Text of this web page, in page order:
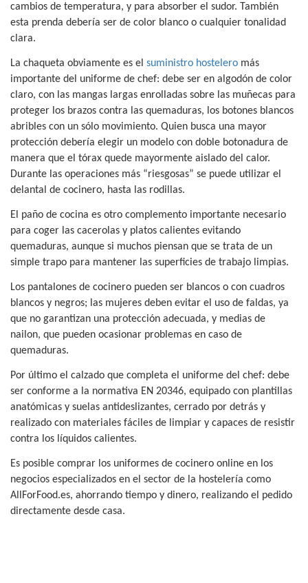
cambios de temperatura, y para absorber el sudor. También
esta prenda debería ser de color blanco o cualquier tonalidad
clara.
La chaqueta obviamente es el suministro hostelero más
importante del uniforme de chef: debe ser en algodón de color
claro, con las mangas largas enrolladas sobre las muñecas para
proteger los brazos contra las quemaduras, los botones blancos
abribles con un sólo movimiento. Quien busca una mayor
protección debería elegir un modelo con doble botonadura de
manera que el tórax quede mayormente aislado del calor.
Durante las operaciones más “riesgosas” se puede utilizar el
delantal de cocinero, hasta las rodillas.
El paño de cocina es otro complemento importante necesario
para coger las cacerolas y platos calientes evitando
quemaduras, aunque si muchos piensan que se trata de un
simple trapo para mantener las superficies de trabajo limpias.
Los pantalones de cocinero pueden ser blancos o con cuadros
blancos y negros; las mujeres deben evitar el uso de faldas, ya
que no garantizan una protección adecuada, y medias de
nailon, que pueden ocasionar problemas en caso de
quemaduras.
Por último el calzado que completa el uniforme del chef: debe
ser conforme a la normativa EN 20346, equipado con plantillas
anatómicas y suelas antideslizantes, cerrado por detrás y
realizado con materiales fáciles de limpiar y capaces de resistir
contra los líquidos calientes.
Es posible comprar los uniformes de cocinero online en los
negocios especializados en el sector de la hostelería como
AllForFood.es, ahorrando tiempo y dinero, realizando el pedido
directamente desde casa.